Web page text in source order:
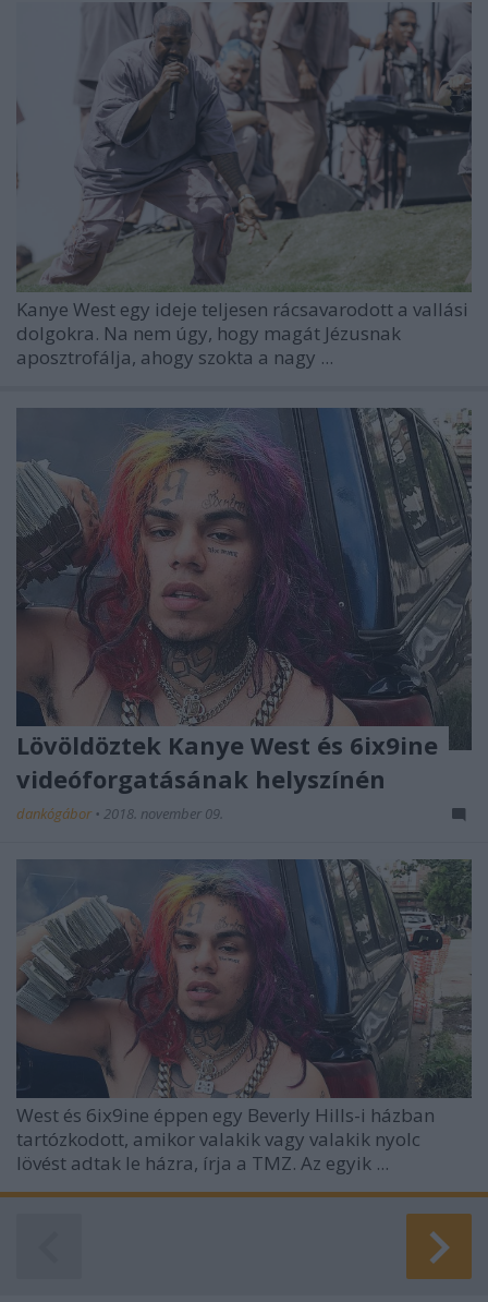
Kanye West egy ideje teljesen rácsavarodott a vallási
dolgokra. Na nem úgy, hogy magát Jézusnak
aposztrofálja, ahogy szokta a nagy ...
Lövöldöztek Kanye West és 6ix9ine
videóforgatásának helyszínén
dankógábor • 2018. november 09.
West és 6ix9ine éppen egy Beverly Hills-i házban
tartózkodott, amikor valakik vagy valakik nyolc
lövést adtak le házra, írja a TMZ. Az egyik ...